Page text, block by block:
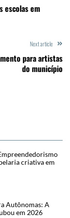
escolas em
Next article
para artistas
do município
criativa em
Autônomas: A
em 2026